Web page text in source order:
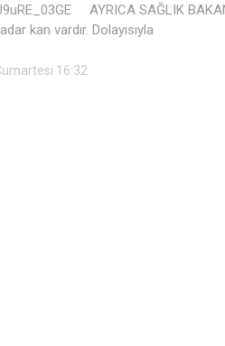
AYRICA SAĞLIK
kan vardır. Dolayısıyla
16:32